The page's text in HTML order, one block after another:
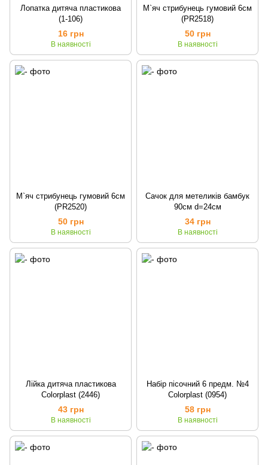
Лопатка дитяча пластикова
(1-106)
16 грн
В наявності
М`яч стрибунець гумовий 6см
(PR2518)
50 грн
В наявності
М`яч стрибунець гумовий 6см
(PR2520)
50 грн
В наявності
Сачок для метеликів бамбук
90см d=24см
34 грн
В наявності
Лійка дитяча пластикова
Colorplast (2446)
43 грн
В наявності
Набір пісочний 6 предм. №4
Colorplast (0954)
58 грн
В наявності